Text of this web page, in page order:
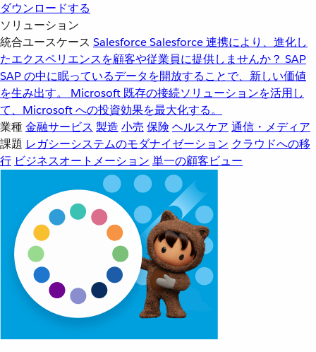
ダウンロードする
ソリューション
統合ユースケース SalesforceSalesforce 連携により、進化し
たエクスペリエンスを顧客や従業員に提供しませんか？ SAP
SAP の中に眠っているデータを開放することで、新しい価値
を生み出す。
Microsoft 既存の接続ソリューションを活用し
て、Microsoft への投資効果を最大化する。
業種金融サービス 製造 小売 保険 ヘルスケア 通信・メディア
課題 レガシーシステムのモダナイゼーション クラウドへの移
行 ビジネスオートメーション 単一の顧客ビュー